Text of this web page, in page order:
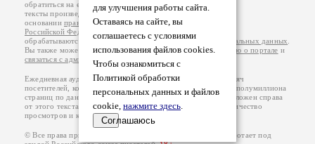
для улучшения работы сайта.
Оставаясь на сайте, вы
соглашаетесь с условиями
использования файлов cookies.
Чтобы ознакомиться с
Политикой обработки
персональных данных и файлов
cookie, нажмите здесь.
Соглашаюсь
обратиться на его авторской странице. Ответственность за
тексты произведений авторы несут самостоятельно на
основанииправил публикацииизаконодательства
Российской Федерации
обрабатываются на основанииПолитики обработки персональных данных
Вы также можете посмотреть более подробнуюинформацию о портале и
связаться с администрацией
Ежедневная аудитория портала Проза.ру – порядка 100 тысяч
посетителей, которые в общей сумме просматривают более полумиллиона
страниц по данным счетчика посещаемости, который расположен справа
от этого текста. В каждой графе указано по две цифры: количество
просмотров и количество посетителей.
© Все права принадлежат авторам, 2000-2026. Портал работает под